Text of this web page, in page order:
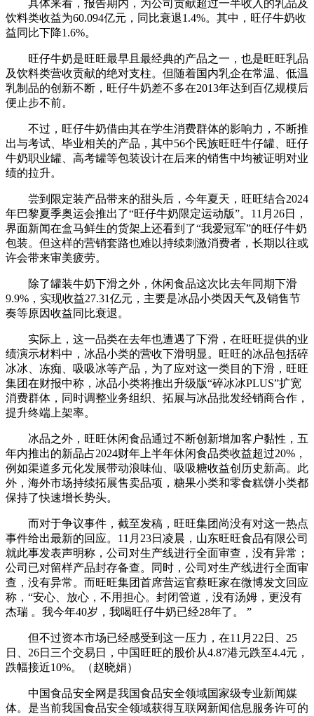
具体来看，报告期内，为公司贡献超过一半收入的乳品及
饮料类收益为60.094亿元，同比衰退1.4%。其中，旺仔牛奶收
益同比下降1.6%。
旺仔牛奶是旺旺最早且最经典的产品之一，也是旺旺乳品
及饮料类营收贡献的绝对支柱。但随着国内乳企在常温、低温
乳制品的创新不断，旺仔牛奶差不多在2013年达到百亿规模后
便止步不前。
不过，旺仔牛奶借由其在学生消费群体的影响力，不断推
出与考试、毕业相关的产品，其中56个民族旺旺牛仔罐、旺仔
牛奶职业罐、高考罐等包装设计在后来的销售中均被证明对业
绩的拉升。
尝到限定装产品带来的甜头后，今年夏天，旺旺结合2024
年巴黎夏季奥运会推出了“旺仔牛奶限定运动版”。11月26日，
界面新闻在盒马鲜生的货架上还看到了“我爱冠军”的旺仔牛奶
包装。但这样的营销套路也难以持续刺激消费者，长期以往或
许会带来审美疲劳。
除了罐装牛奶下滑之外，休闲食品这次比去年同期下滑
9.9%，实现收益27.31亿元，主要是冰品小类因天气及销售节
奏等原因收益同比衰退。
实际上，这一品类在去年也遭遇了下滑，在旺旺提供的业
绩演示材料中，冰品小类的营收下滑明显。旺旺的冰品包括碎
冰冰、冻痴、吸吸冰等产品，为了应对这一类目的下滑，旺旺
集团在财报中称，冰品小类将推出升级版“碎冰冰PLUS”扩宽
消费群体，同时调整业务组织、拓展与冰品批发经销商合作，
提升终端上架率。
冰品之外，旺旺休闲食品通过不断创新增加客户黏性，五
年内推出的新品占2024财年上半年休闲食品类收益超过20%，
例如渠道多元化发展带动浪味仙、吸吸糖收益创历史新高。此
外，海外市场持续拓展售卖品项，糖果小类和零食糕饼小类都
保持了快速增长势头。
而对于争议事件，截至发稿，旺旺集团尚没有对这一热点
事件给出最新的回应。11月23日凌晨，山东旺旺食品有限公司
就此事发表声明称，公司对生产线进行全面审查，没有异常；
公司已对留样产品封存备查。同时，公司对生产线进行全面审
查，没有异常。而旺旺集团首席营运官蔡旺家在微博发文回应
称，“安心、放心，不用担心。封闭管道，没有汤姆，更没有
杰瑞 。我今年40岁，我喝旺仔牛奶已经28年了。 ”
但不过资本市场已经感受到这一压力，在11月22日、25
日、26日三个交易日，中国旺旺的股价从4.87港元跌至4.4元，
跌幅接近10%。（赵晓娟）
中国食品安全网是我国食品安全领域国家级专业新闻媒
体。是当前我国食品安全领域获得互联网新闻信息服务许可的